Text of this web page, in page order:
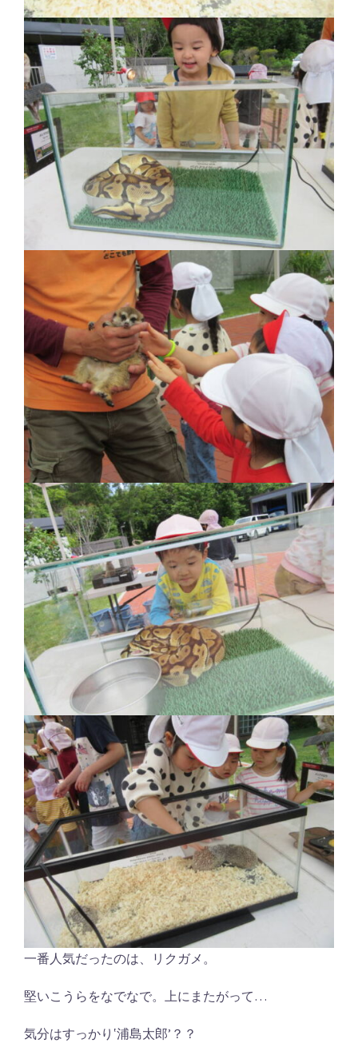
一番人気だったのは、リクガメ。
堅いこうらをなでなで。上にまたがって…
気分はすっかり‛浦島太郎’？？